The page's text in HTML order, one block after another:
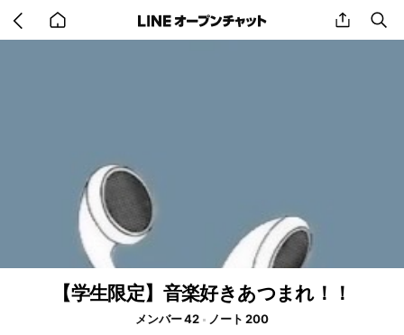
back
to
share
【学生限定】音楽好きあつまれ！！
メンバー 42
ノート 200